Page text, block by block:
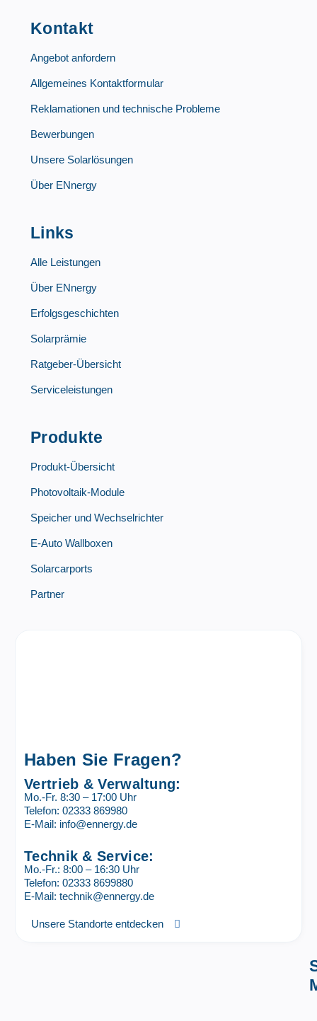
Produkte
Produkt-Übersicht
Photovoltaik-Module
Speicher und Wechselrichter
E-Auto Wallboxen
Solarcarports
Partner
Links
Alle Leistungen
Über ENnergy
Erfolgsgeschichten
Solarprämie
Ratgeber-Übersicht
Serviceleistungen
Kontakt
Angebot anfordern
Allgemeines Kontaktformular
Reklamationen und technische Probleme
Bewerbungen
Unsere Solarlösungen
Über ENnergy
Haben Sie Fragen?
Vertrieb & Verwaltung:
Mo.-Fr. 8:30 – 17:00 Uhr
Telefon: 02333 869980
E-Mail: info@ennergy.de
Technik & Service:
Mo.-Fr.: 8:00 – 16:30 Uhr
Telefon: 02333 8699880
E-Mail: technik@ennergy.de
Unsere Standorte entdecken